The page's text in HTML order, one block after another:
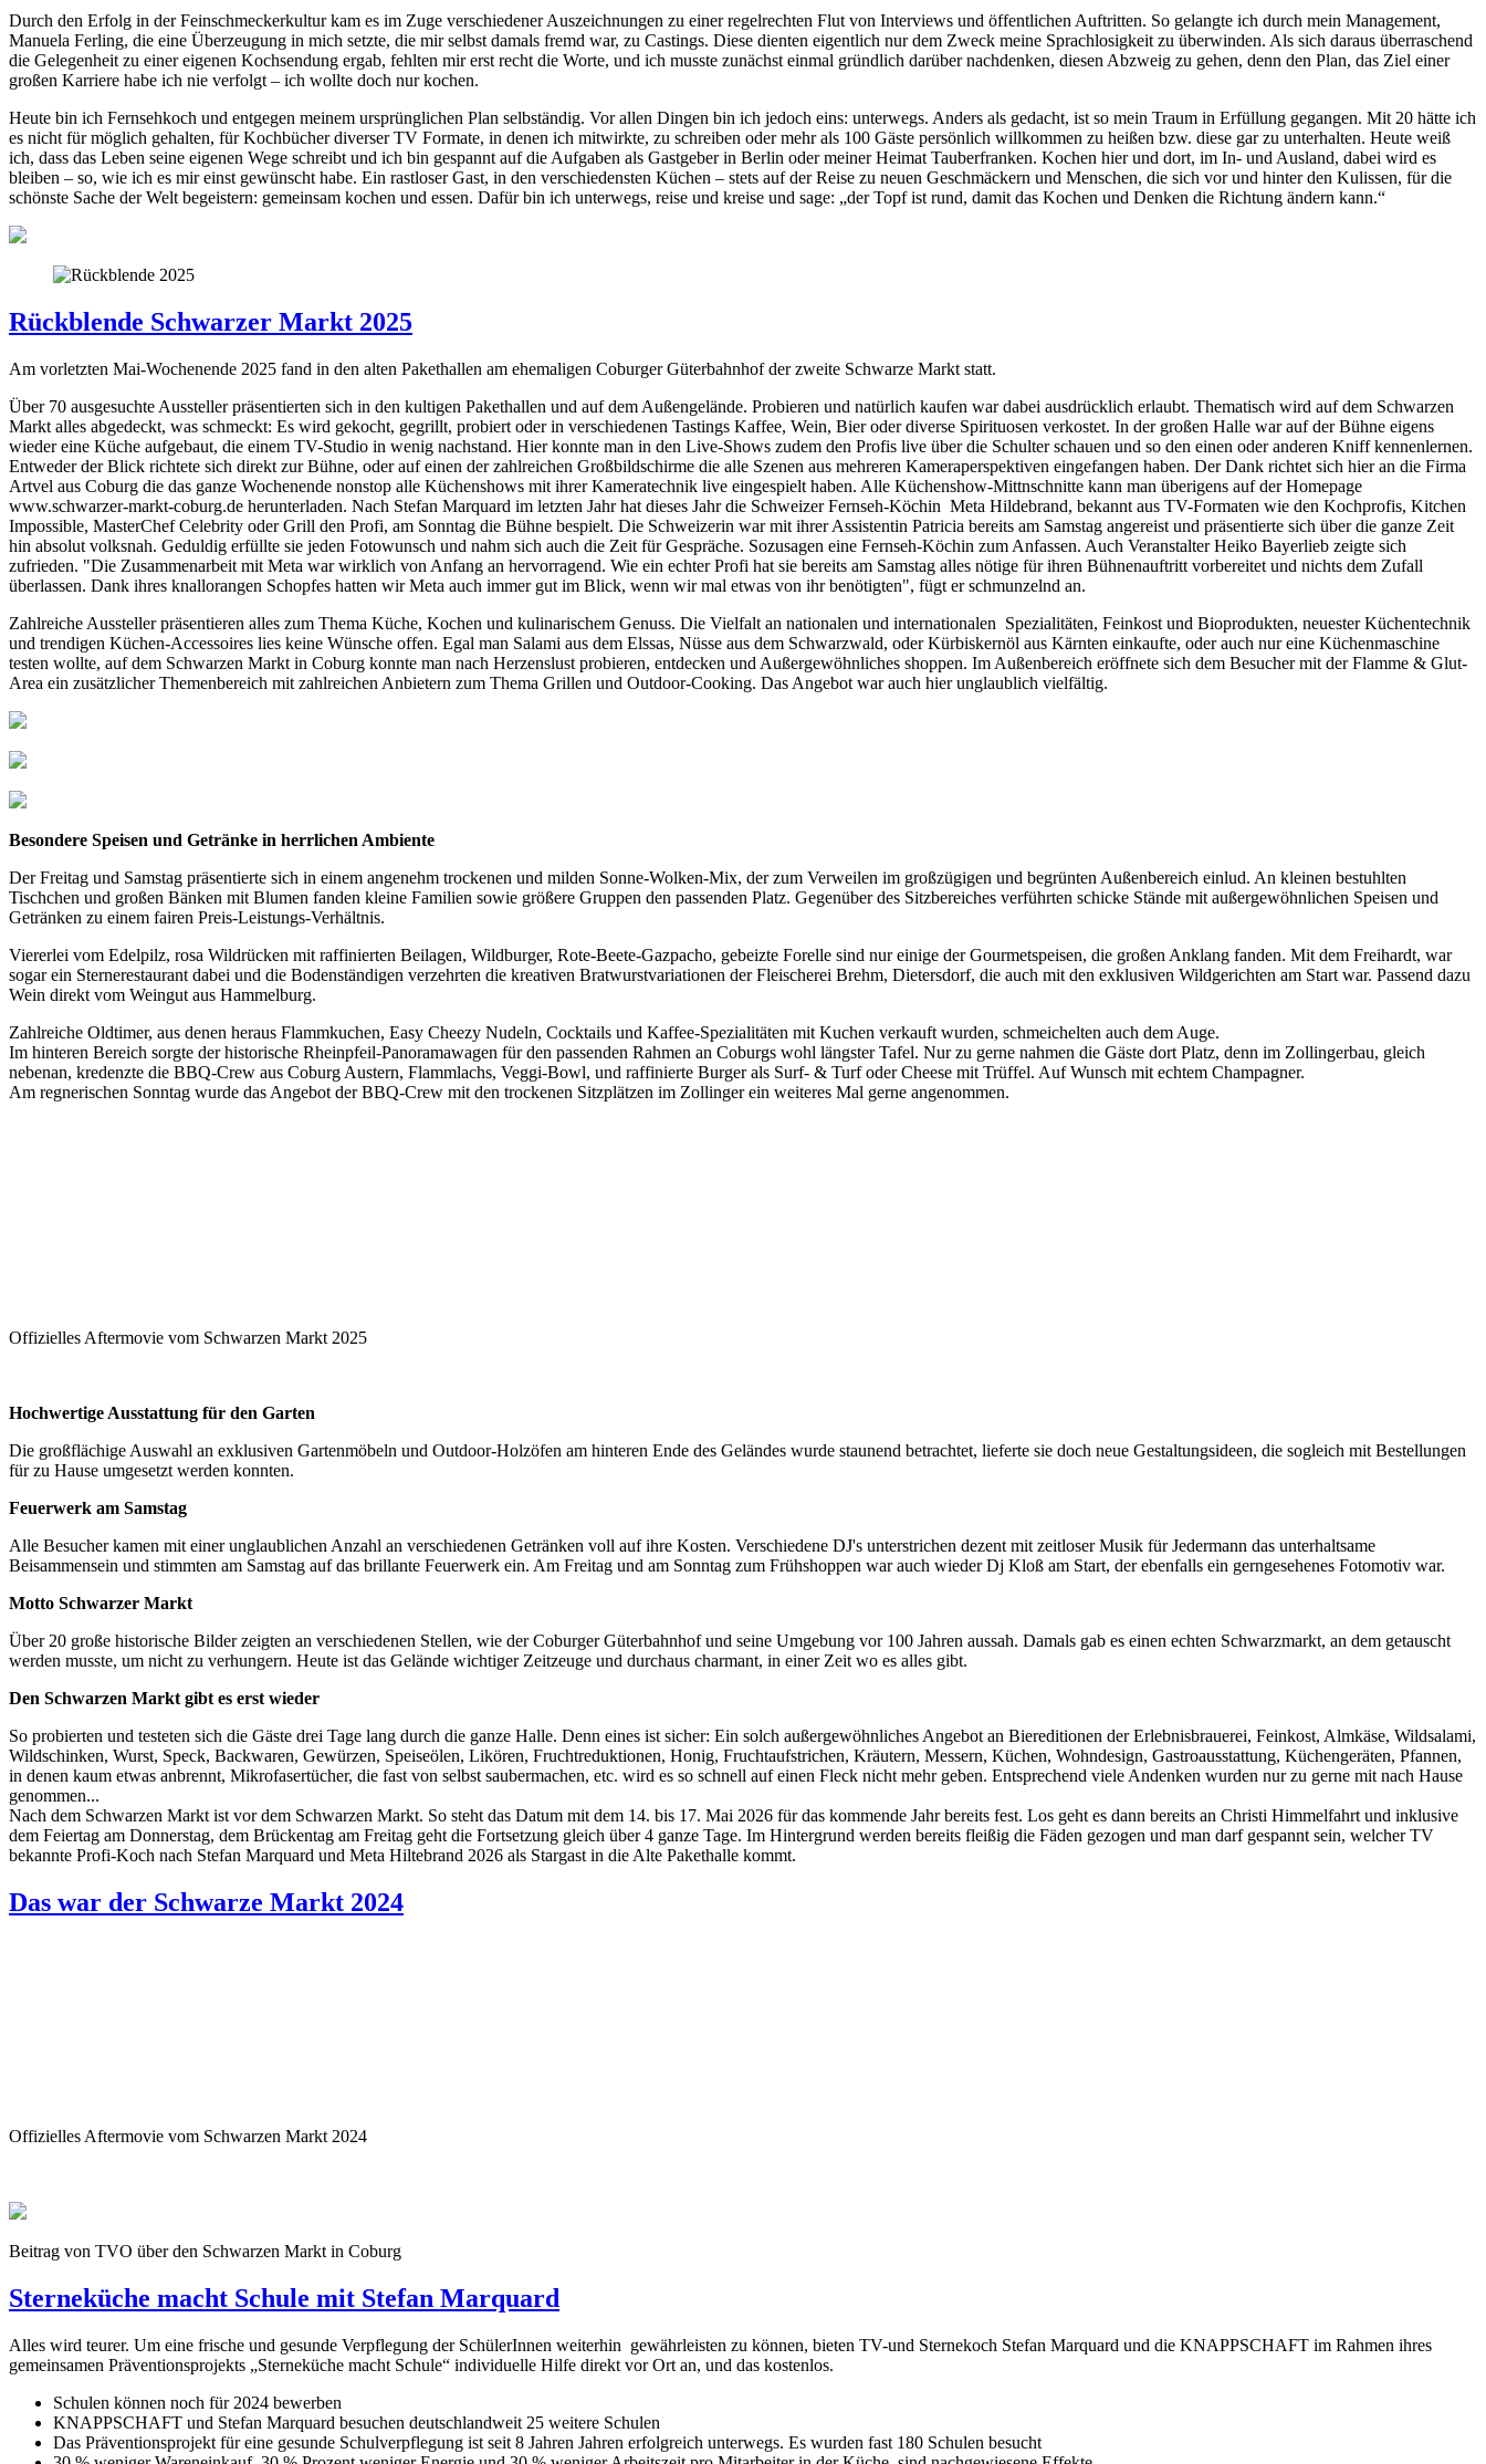
Durch den Erfolg in der Feinschmeckerkultur kam es im Zuge verschiedener Auszeichnungen zu einer regelrechten Flut von Interviews und öffentlichen Auftritten. So gelangte ich durch mein Management,
Manuela Ferling, die eine Überzeugung in mich setzte, die mir selbst damals fremd war, zu Castings. Diese dienten eigentlich nur dem Zweck meine Sprachlosigkeit zu überwinden. Als sich daraus überraschend
die Gelegenheit zu einer eigenen Kochsendung ergab, fehlten mir erst recht die Worte, und ich musste zunächst einmal gründlich darüber nachdenken, diesen Abzweig zu gehen, denn den Plan, das Ziel einer
großen Karriere habe ich nie verfolgt – ich wollte doch nur kochen.
Heute bin ich Fernsehkoch und entgegen meinem ursprünglichen Plan selbständig. Vor allen Dingen bin ich jedoch eins: unterwegs. Anders als gedacht, ist so mein Traum in Erfüllung gegangen. Mit 20 hätte ich
es nicht für möglich gehalten, für Kochbücher diverser TV Formate, in denen ich mitwirkte, zu schreiben oder mehr als 100 Gäste persönlich willkommen zu heißen bzw. diese gar zu unterhalten. Heute weiß
ich, dass das Leben seine eigenen Wege schreibt und ich bin gespannt auf die Aufgaben als Gastgeber in Berlin oder meiner Heimat Tauberfranken. Kochen hier und dort, im In- und Ausland, dabei wird es
bleiben – so, wie ich es mir einst gewünscht habe. Ein rastloser Gast, in den verschiedensten Küchen – stets auf der Reise zu neuen Geschmäckern und Menschen, die sich vor und hinter den Kulissen, für die
schönste Sache der Welt begeistern: gemeinsam kochen und essen. Dafür bin ich unterwegs, reise und kreise und sage: „der Topf ist rund, damit das Kochen und Denken die Richtung ändern kann.“
Rückblende Schwarzer Markt 2025
Am vorletzten Mai-Wochenende 2025 fand in den alten Pakethallen am ehemaligen Coburger Güterbahnhof der zweite Schwarze Markt statt.
Über 70 ausgesuchte Aussteller präsentierten sich in den kultigen Pakethallen und auf dem Außengelände. Probieren und natürlich kaufen war dabei ausdrücklich erlaubt. Thematisch wird auf dem Schwarzen
Markt alles abgedeckt, was schmeckt: Es wird gekocht, gegrillt, probiert oder in verschiedenen Tastings Kaffee, Wein, Bier oder diverse Spirituosen verkostet. In der großen Halle war auf der Bühne eigens
wieder eine Küche aufgebaut, die einem TV-Studio in wenig nachstand. Hier konnte man in den Live-Shows zudem den Profis live über die Schulter schauen und so den einen oder anderen Kniff kennenlernen.
Entweder der Blick richtete sich direkt zur Bühne, oder auf einen der zahlreichen Großbildschirme die alle Szenen aus mehreren Kameraperspektiven eingefangen haben. Der Dank richtet sich hier an die Firma
Artvel aus Coburg die das ganze Wochenende nonstop alle Küchenshows mit ihrer Kameratechnik live eingespielt haben. Alle Küchenshow-Mittnschnitte kann man überigens auf der Homepage
www.schwarzer-markt-coburg.de herunterladen. Nach Stefan Marquard im letzten Jahr hat dieses Jahr die Schweizer Fernseh-Köchin Meta Hildebrand, bekannt aus TV-Formaten wie den Kochprofis, Kitchen
Impossible, MasterChef Celebrity oder Grill den Profi, am Sonntag die Bühne bespielt. Die Schweizerin war mit ihrer Assistentin Patricia bereits am Samstag angereist und präsentierte sich über die ganze Zeit
hin absolut volksnah. Geduldig erfüllte sie jeden Fotowunsch und nahm sich auch die Zeit für Gespräche. Sozusagen eine Fernseh-Köchin zum Anfassen. Auch Veranstalter Heiko Bayerlieb zeigte sich
zufrieden. "Die Zusammenarbeit mit Meta war wirklich von Anfang an hervorragend. Wie ein echter Profi hat sie bereits am Samstag alles nötige für ihren Bühnenauftritt vorbereitet und nichts dem Zufall
überlassen. Dank ihres knallorangen Schopfes hatten wir Meta auch immer gut im Blick, wenn wir mal etwas von ihr benötigten", fügt er schmunzelnd an.
Zahlreiche Aussteller präsentieren alles zum Thema Küche, Kochen und kulinarischem Genuss. Die Vielfalt an nationalen und internationalen Spezialitäten, Feinkost und Bioprodukten, neuester Küchentechnik
und trendigen Küchen-Accessoires lies keine Wünsche offen. Egal man Salami aus dem Elssas, Nüsse aus dem Schwarzwald, oder Kürbiskernöl aus Kärnten einkaufte, oder auch nur eine Küchenmaschine
testen wollte, auf dem Schwarzen Markt in Coburg konnte man nach Herzenslust probieren, entdecken und Außergewöhnliches shoppen. Im Außenbereich eröffnete sich dem Besucher mit der Flamme & Glut-
Area ein zusätzlicher Themenbereich mit zahlreichen Anbietern zum Thema Grillen und Outdoor-Cooking. Das Angebot war auch hier unglaublich vielfältig.
Besondere Speisen und Getränke in herrlichen Ambiente
Der Freitag und Samstag präsentierte sich in einem angenehm trockenen und milden Sonne-Wolken-Mix, der zum Verweilen im großzügigen und begrünten Außenbereich einlud. An kleinen bestuhlten
Tischchen und großen Bänken mit Blumen fanden kleine Familien sowie größere Gruppen den passenden Platz. Gegenüber des Sitzbereiches verführten schicke Stände mit außergewöhnlichen Speisen und
Getränken zu einem fairen Preis-Leistungs-Verhältnis.
Viererlei vom Edelpilz, rosa Wildrücken mit raffinierten Beilagen, Wildburger, Rote-Beete-Gazpacho, gebeizte Forelle sind nur einige der Gourmetspeisen, die großen Anklang fanden. Mit dem Freihardt, war
sogar ein Sternerestaurant dabei und die Bodenständigen verzehrten die kreativen Bratwurstvariationen der Fleischerei Brehm, Dietersdorf, die auch mit den exklusiven Wildgerichten am Start war. Passend dazu
Wein direkt vom Weingut aus Hammelburg.
Zahlreiche Oldtimer, aus denen heraus Flammkuchen, Easy Cheezy Nudeln, Cocktails und Kaffee-Spezialitäten mit Kuchen verkauft wurden, schmeichelten auch dem Auge.
Im hinteren Bereich sorgte der historische Rheinpfeil-Panoramawagen für den passenden Rahmen an Coburgs wohl längster Tafel. Nur zu gerne nahmen die Gäste dort Platz, denn im Zollingerbau, gleich
nebenan, kredenzte die BBQ-Crew aus Coburg Austern, Flammlachs, Veggi-Bowl, und raffinierte Burger als Surf- & Turf oder Cheese mit Trüffel. Auf Wunsch mit echtem Champagner.
Am regnerischen Sonntag wurde das Angebot der BBQ-Crew mit den trockenen Sitzplätzen im Zollinger ein weiteres Mal gerne angenommen.
Offizielles Aftermovie vom Schwarzen Markt 2025
Hochwertige Ausstattung für den Garten
Die großflächige Auswahl an exklusiven Gartenmöbeln und Outdoor-Holzöfen am hinteren Ende des Geländes wurde staunend betrachtet, lieferte sie doch neue Gestaltungsideen, die sogleich mit Bestellungen
für zu Hause umgesetzt werden konnten.
Feuerwerk am Samstag
Alle Besucher kamen mit einer unglaublichen Anzahl an verschiedenen Getränken voll auf ihre Kosten. Verschiedene DJ's unterstrichen dezent mit zeitloser Musik für Jedermann das unterhaltsame
Beisammensein und stimmten am Samstag auf das brillante Feuerwerk ein. Am Freitag und am Sonntag zum Frühshoppen war auch wieder Dj Kloß am Start, der ebenfalls ein gerngesehenes Fotomotiv war.
Motto Schwarzer Markt
Über 20 große historische Bilder zeigten an verschiedenen Stellen, wie der Coburger Güterbahnhof und seine Umgebung vor 100 Jahren aussah. Damals gab es einen echten Schwarzmarkt, an dem getauscht
werden musste, um nicht zu verhungern. Heute ist das Gelände wichtiger Zeitzeuge und durchaus charmant, in einer Zeit wo es alles gibt.
Den Schwarzen Markt gibt es erst wieder
So probierten und testeten sich die Gäste drei Tage lang durch die ganze Halle. Denn eines ist sicher: Ein solch außergewöhnliches Angebot an Biereditionen der Erlebnisbrauerei, Feinkost, Almkäse, Wildsalami,
Wildschinken, Wurst, Speck, Backwaren, Gewürzen, Speiseölen, Likören, Fruchtreduktionen, Honig, Fruchtaufstrichen, Kräutern, Messern, Küchen, Wohndesign, Gastroausstattung, Küchengeräten, Pfannen,
in denen kaum etwas anbrennt, Mikrofasertücher, die fast von selbst saubermachen, etc. wird es so schnell auf einen Fleck nicht mehr geben. Entsprechend viele Andenken wurden nur zu gerne mit nach Hause
genommen...
Nach dem Schwarzen Markt ist vor dem Schwarzen Markt. So steht das Datum mit dem 14. bis 17. Mai 2026 für das kommende Jahr bereits fest. Los geht es dann bereits an Christi Himmelfahrt und inklusive
dem Feiertag am Donnerstag, dem Brückentag am Freitag geht die Fortsetzung gleich über 4 ganze Tage. Im Hintergrund werden bereits fleißig die Fäden gezogen und man darf gespannt sein, welcher TV
bekannte Profi-Koch nach Stefan Marquard und Meta Hiltebrand 2026 als Stargast in die Alte Pakethalle kommt.
Das war der Schwarze Markt 2024
Offizielles Aftermovie vom Schwarzen Markt 2024
Beitrag von TVO über den Schwarzen Markt in Coburg
Sterneküche macht Schule mit Stefan Marquard
Alles wird teurer. Um eine frische und gesunde Verpflegung der SchülerInnen weiterhin gewährleisten zu können, bieten TV-und Sternekoch Stefan Marquard und die KNAPPSCHAFT im Rahmen ihres
gemeinsamen Präventionsprojekts „Sterneküche macht Schule“ individuelle Hilfe direkt vor Ort an, und das kostenlos.
Schulen können noch für 2024 bewerben
KNAPPSCHAFT und Stefan Marquard besuchen deutschlandweit 25 weitere Schulen
Das Präventionsprojekt für eine gesunde Schulverpflegung ist seit 8 Jahren Jahren erfolgreich unterwegs. Es wurden fast 180 Schulen besucht